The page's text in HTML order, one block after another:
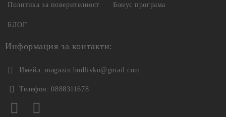
Политика за поверителност Бонус програма
БЛОГ
Информация за контакти:
Имейл: magazin.bodlivko@gmail.com
Телефон: 0888311678